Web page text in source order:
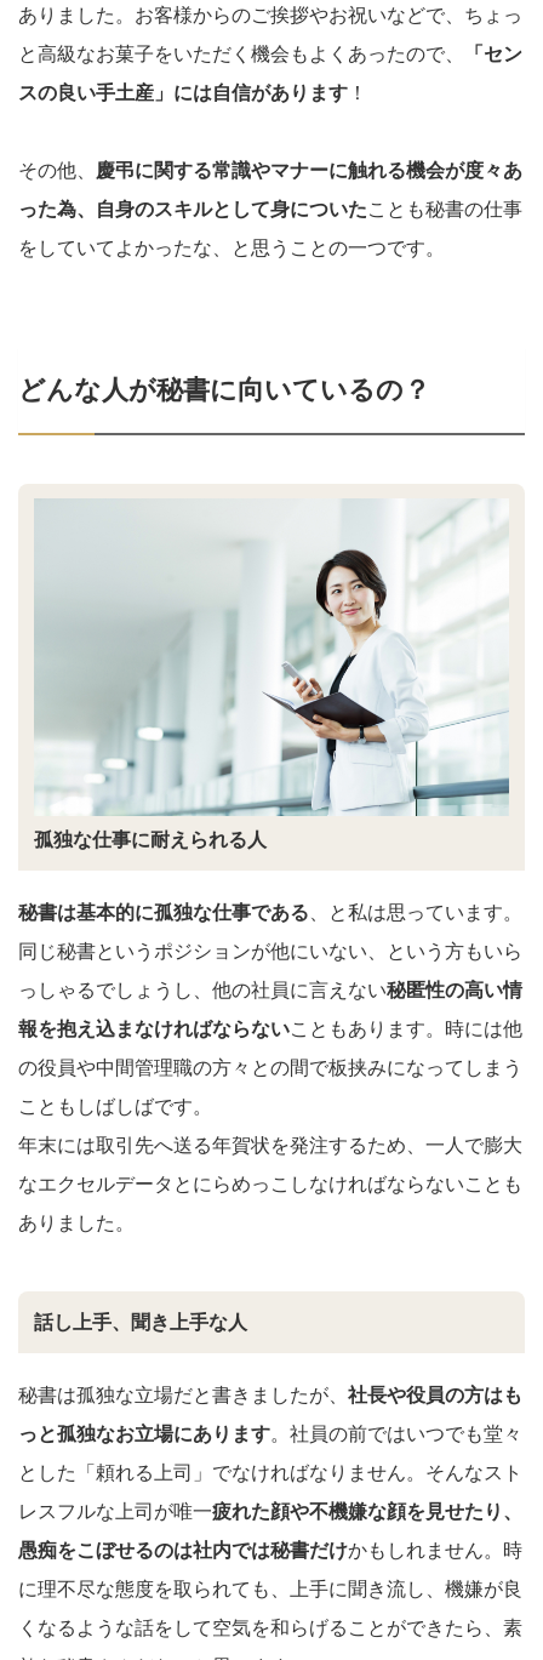
ありました。お客様からのご挨拶やお祝いなどで、ちょっ
と高級なお菓子をいただく機会もよくあったので、
「セン
スの良い手土産」には自信があります ！
その他、
慶弔に関する常識やマナーに触れる機会が度々あ
った為、自身のスキルとして身についたことも秘書の仕事
をしていてよかったな、と思うことの一つです。
どんな人が秘書に向いているの？
孤独な仕事に耐えられる人
秘書は基本的に孤独な仕事である 、と私は思っています。
同じ秘書というポジションが他にいない、という方もいら
っしゃるでしょうし、他の社員に言えない秘匿性の高い情
報を抱え込まなければならないこともあります。時には他
の役員や中間管理職の方々との間で板挟みになってしまう
こともしばしばです。
年末には取引先へ送る年賀状を発注するため、一人で膨大
なエクセルデータとにらめっこしなければならないことも
ありました。
話し上手、聞き上手な人
秘書は孤独な立場だと書きましたが、 社長や役員の方はも
っと孤独なお立場にあります。社員の前ではいつでも堂々
とした「頼れる上司」でなければなりません。そんなスト
レスフルな上司が唯一疲れた顔や不機嫌な顔を見せたり、
愚痴をこぼせるのは社内では秘書だけかもしれません。時
に理不尽な態度を取られても、上手に聞き流し、機嫌が良
くなるような話をして空気を和らげることができたら、素